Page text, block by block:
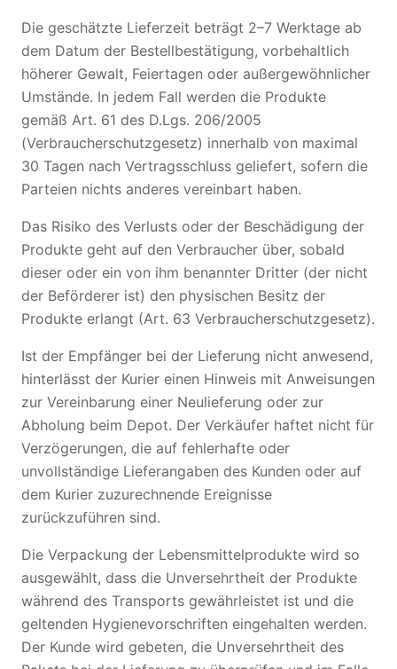
Die geschätzte Lieferzeit beträgt 2–7 Werktage ab
dem Datum der Bestellbestätigung, vorbehaltlich
höherer Gewalt, Feiertagen oder außergewöhnlicher
Umstände. In jedem Fall werden die Produkte
gemäß Art. 61 des D.Lgs. 206/2005
(Verbraucherschutzgesetz) innerhalb von maximal
30 Tagen nach Vertragsschluss geliefert, sofern die
Parteien nichts anderes vereinbart haben.
Das Risiko des Verlusts oder der Beschädigung der
Produkte geht auf den Verbraucher über, sobald
dieser oder ein von ihm benannter Dritter (der nicht
der Beförderer ist) den physischen Besitz der
Produkte erlangt (Art. 63 Verbraucherschutzgesetz).
Ist der Empfänger bei der Lieferung nicht anwesend,
hinterlässt der Kurier einen Hinweis mit Anweisungen
zur Vereinbarung einer Neulieferung oder zur
Abholung beim Depot. Der Verkäufer haftet nicht für
Verzögerungen, die auf fehlerhafte oder
unvollständige Lieferangaben des Kunden oder auf
dem Kurier zuzurechnende Ereignisse
zurückzuführen sind.
Die Verpackung der Lebensmittelprodukte wird so
ausgewählt, dass die Unversehrtheit der Produkte
während des Transports gewährleistet ist und die
geltenden Hygienevorschriften eingehalten werden.
Der Kunde wird gebeten, die Unversehrtheit des